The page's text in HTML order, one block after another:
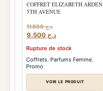
COFFRET ELIZABETH ARDEN
5TH AVENUE
د.ج11.500
Le
initial
était :
د.جLe
actuel
est :
Rupture de stock
Coffrets, Parfums Femme,
Promo
VOIR LE PRODUIT